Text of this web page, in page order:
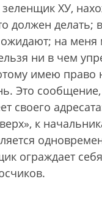
зеленщик ХУ,
должен делать;
ожидают; на
ни в чем
имею право
Это сообщение,
своего
к
ограждает